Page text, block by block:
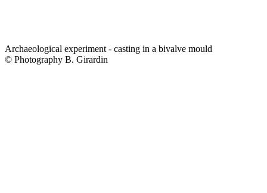
Archaeological experiment - casting in a bivalve mould
© Photography B. Girardin